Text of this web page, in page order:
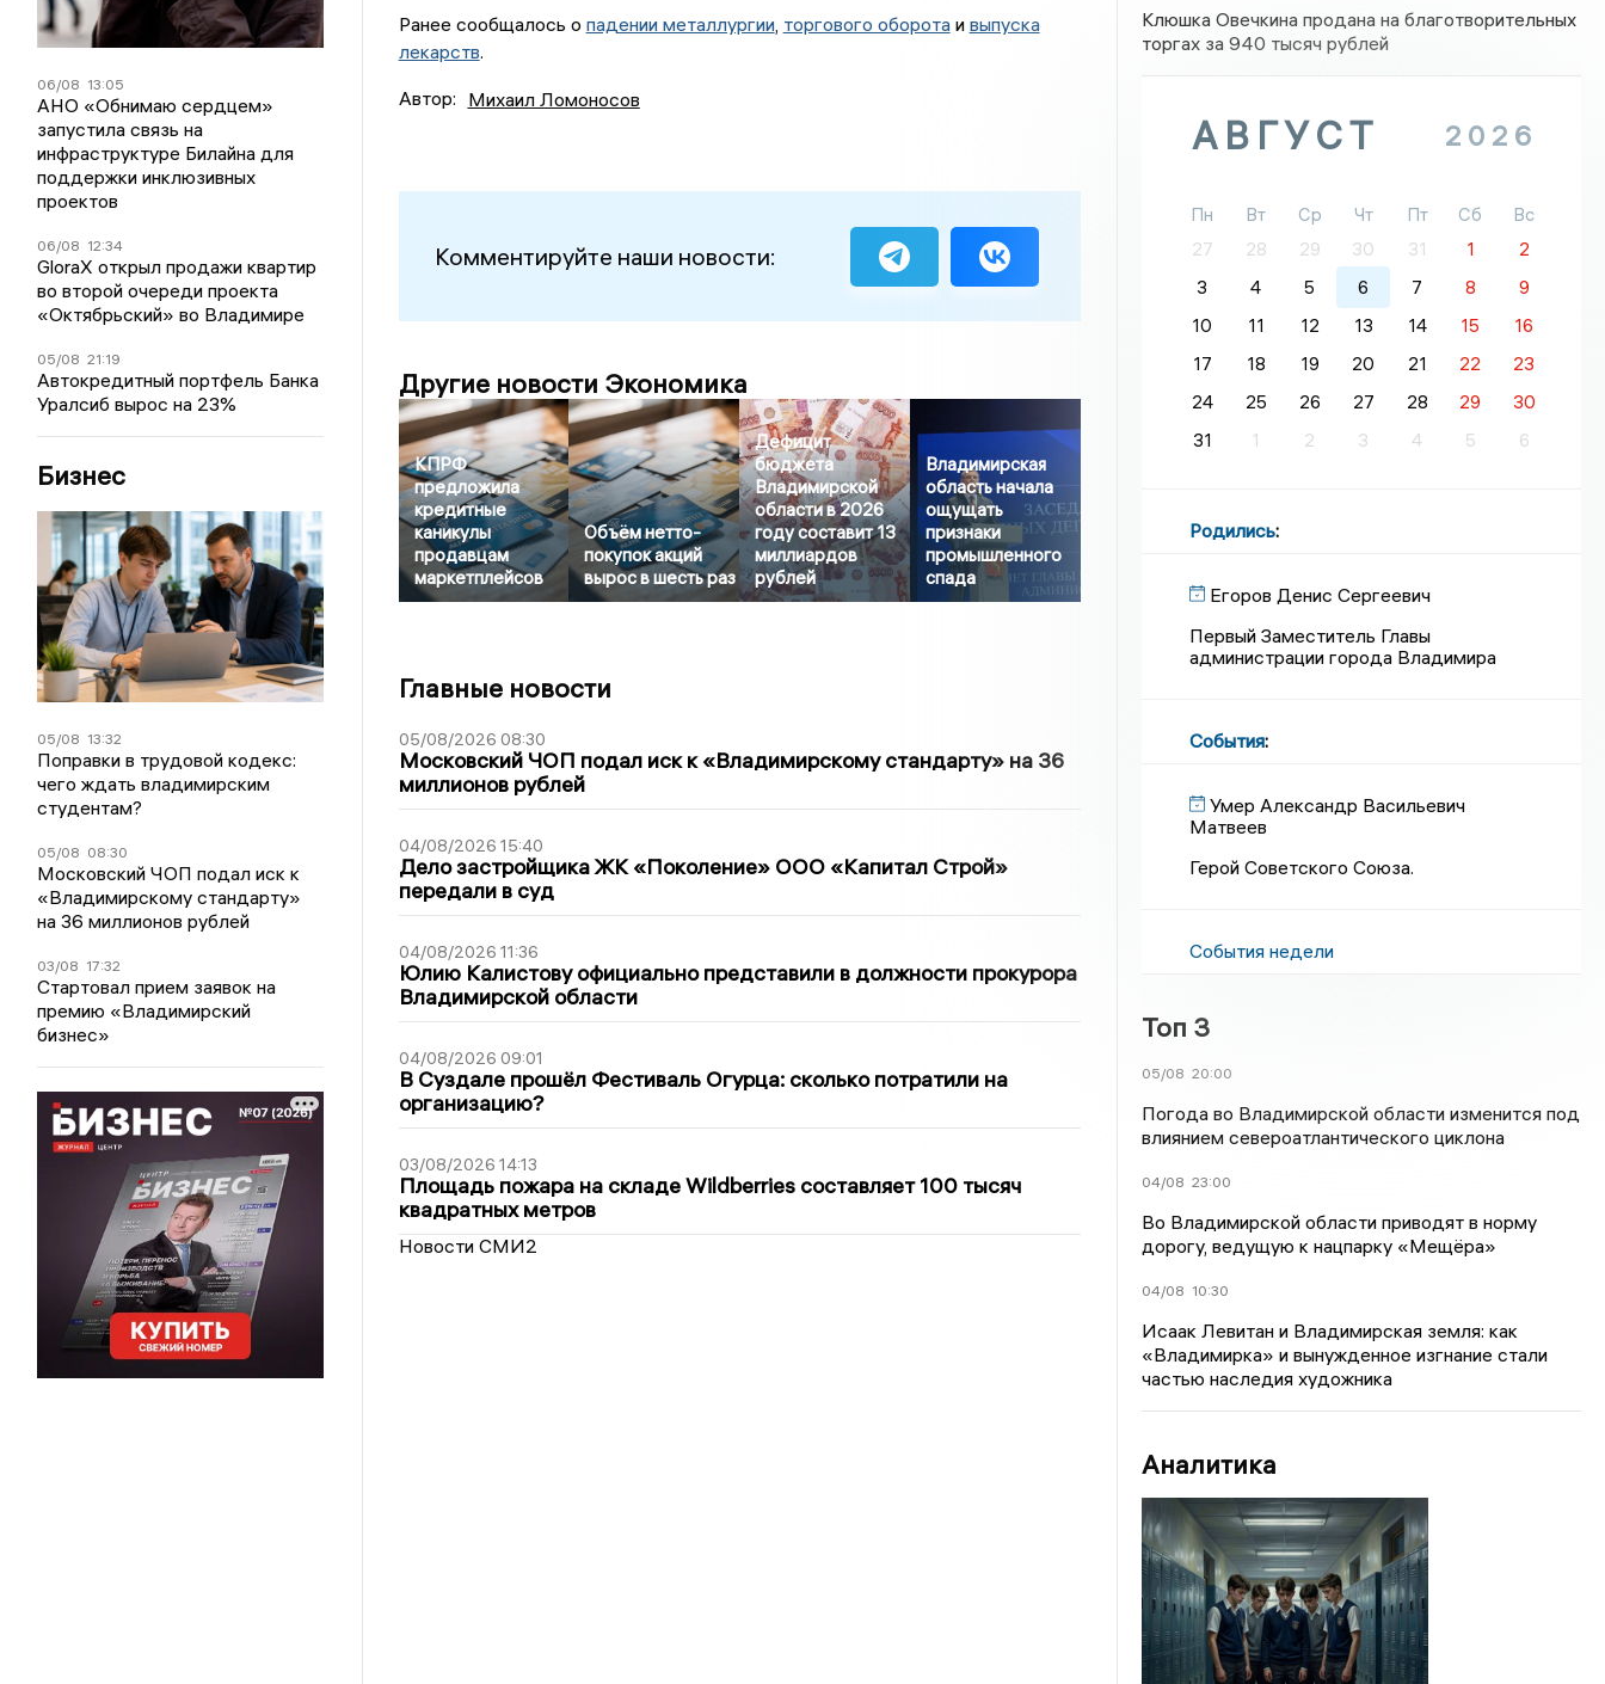
06/08 13:05
АНО «Обнимаю сердцем»
запустила связь на
инфраструктуре Билайна для
поддержки инклюзивных
проектов
06/08 12:34
GloraX открыл продажи квартир
во второй очереди проекта
«Октябрьский» во Владимире
05/08 21:19
Автокредитный портфель Банка
Уралсиб вырос на 23%
Бизнес
05/08 13:32
Поправки в трудовой кодекс:
чего ждать владимирским
студентам?
05/08 08:30
Московский ЧОП подал иск к
«Владимирскому стандарту»
на 36 миллионов рублей
03/08 17:32
Стартовал прием заявок на
премию «Владимирский
бизнес»
Ранее сообщалось о падении металлургии, торгового оборотаи выпуска
лекарств.
Автор: Михаил Ломоносов
Комментируйте наши новости:
Другие новости Экономика
КПРФ
предложила
кредитные
каникулы
продавцам
маркетплейсов
Объём нетто-
покупок акций
вырос в шесть раз
Дефицит
бюджета
Владимирской
области в 2026
году составит 13
миллиардов
рублей
Владимирская
область начала
ощущать
признаки
промышленного
спада
Главные новости
05/08/2026 08:30
Московский ЧОП подал иск к «Владимирскому стандарту» на 36
миллионов рублей
04/08/2026 15:40
Дело застройщика ЖК «Поколение» ООО «Капитал Строй»
передали в суд
04/08/2026 11:36
Юлию Калистову официально представили в должности прокурора
Владимирской области
04/08/2026 09:01
В Суздале прошёл Фестиваль Огурца: сколько потратили на
организацию?
03/08/2026 14:13
Площадь пожара на складе Wildberries составляет 100 тысяч
квадратных метров
Новости СМИ2
Клюшка Овечкина продана на благотворительных
торгах за 940 тысяч рублей
АВГУСТ 2026
Пн Вт Ср Чт Пт Сб
Вс
27
28 29 30 31 1
2
3
4 5 6 7 8
9
10
11 12 13 14 15
16
17
18 19 20 21 22
23
24
25 26 27 28 29
30
31
1 2 3 4 5 6
Родились:
Егоров Денис Сергеевич
Первый Заместитель Главы
администрации города Владимира
События:
Умер Александр Васильевич
Матвеев
Герой Советского Союза.
События недели
Топ 3
05/08 20:00
Погода во Владимирской области изменится под
влиянием североатлантического циклона
04/08 23:00
Во Владимирской области приводят в норму
дорогу, ведущую к нацпарку «Мещёра»
04/08 10:30
Исаак Левитан и Владимирская земля: как
«Владимирка» и вынужденное изгнание стали
частью наследия художника
Аналитика